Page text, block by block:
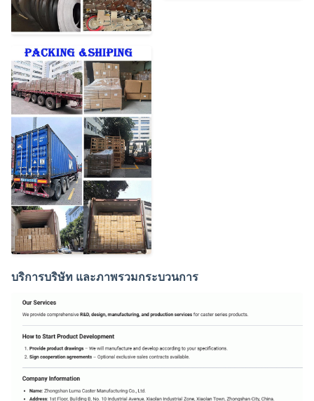
บริการบริษัท และภาพรวมกระบวนการ